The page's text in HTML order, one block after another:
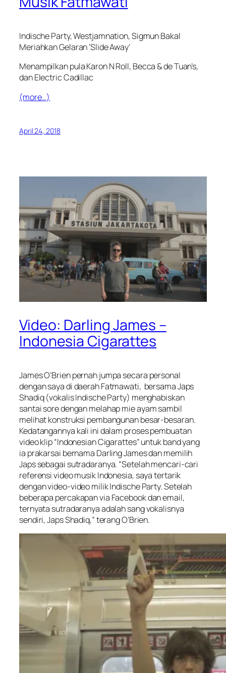
Indische Party, Westjamnation, Sigmun Bakal
Meriahkan Gelaran ‘Slide Away’
Menampilkan pula Karon N Roll, Becca & de Tuan’s,
dan Electric Cadillac
(more…)
April 24, 2018
Video: Darling James –
Indonesia Cigarattes
James O’Brien pernah jumpa secara personal
dengan saya di daerah Fatmawati, bersama Japs
Shadiq (vokalis Indische Party) menghabiskan
santai sore dengan melahap mie ayam sambil
melihat konstruksi pembangunan besar-besaran.
Kedatangannya kali ini dalam proses pembuatan
video klip “Indonesian Cigarattes” untuk band yang
ia prakarsai bernama Darling James dan memilih
Japs sebagai sutradaranya. “Setelah mencari-cari
referensi video musik Indonesia, saya tertarik
dengan video-video milik Indische Party. Setelah
beberapa percakapan via Facebook dan email,
ternyata sutradaranya adalah sang vokalisnya
sendiri, Japs Shadiq,” terang O’Brien.